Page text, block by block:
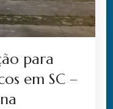
para
em SC –